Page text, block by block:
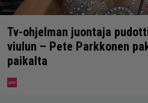
Tv-ohjelman juontaja
viulun – Pete Parkkonen
paikalta